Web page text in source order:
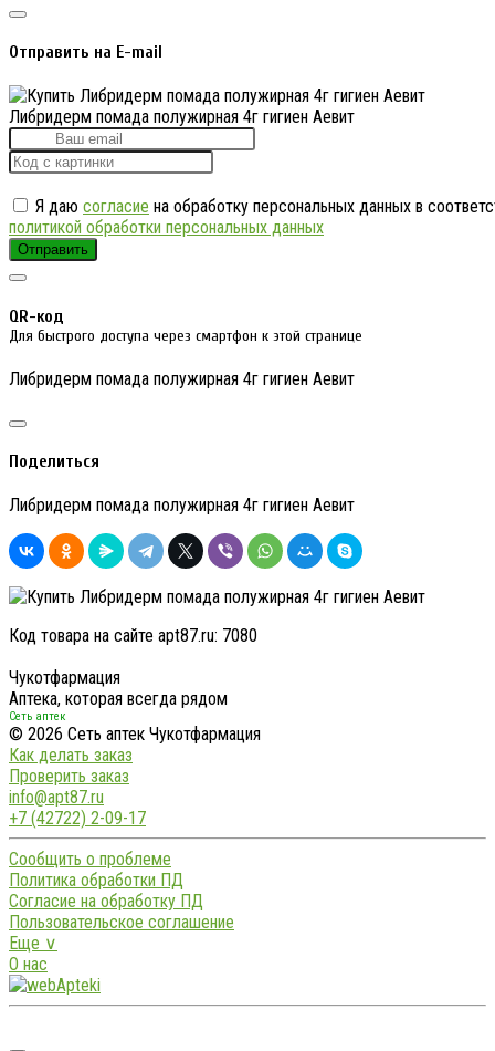
Отправить на E-mail
Либридерм помада полужирная 4г гигиен Аевит
Я даю согласие на обработку персональных данных в
политикой обработки персональных данных
Отправить
QR-код
Для быстрого доступа через смартфон к этой странице
Либридерм помада полужирная 4г гигиен Аевит
Поделиться
Либридерм помада полужирная 4г гигиен Аевит
Код товара на сайте apt87.ru: 7080
Чукотфармация
Аптека, которая всегда рядом
Сеть аптек
© 2026 Сеть аптек Чукотфармация
Как делать заказ
Проверить заказ
info@apt87.ru
+7 (42722) 2-09-17
Сообщить о проблеме
Политика обработки ПД
Согласие на обработку ПД
Пользовательское соглашение
Еще ∨
О нас